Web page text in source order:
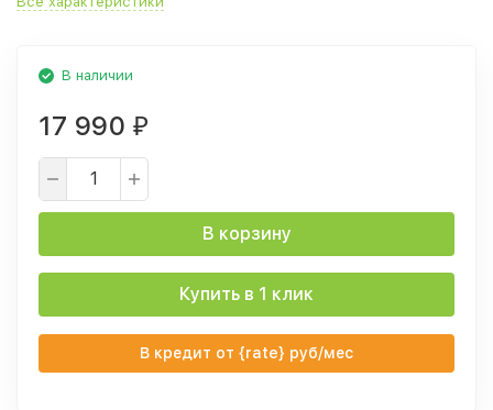
В наличии
17 990 ₽
В корзину
Купить в 1 клик
В кредит от {rate} руб/мес